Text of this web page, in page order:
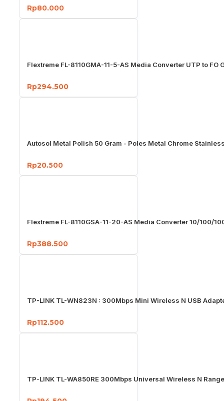
Rp80.000
Flextreme FL-8110GMA-11-5-AS Media Converter UTP to
Rp294.500
Autosol Metal Polish 50 Gram - Poles Metal Chrome
Rp20.500
Flextreme FL-8110GSA-11-20-AS Media Converter 10/100/
Rp388.500
TP-LINK TL-WN823N : 300Mbps Mini Wireless N USB
Rp112.500
TP-LINK TL-WA850RE 300Mbps Universal Wireless N